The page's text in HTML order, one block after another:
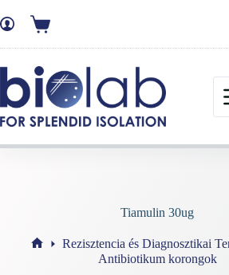
Tiamulin 30ug
Rezisztencia és Diagnosztikai
Antibiotikum korongok